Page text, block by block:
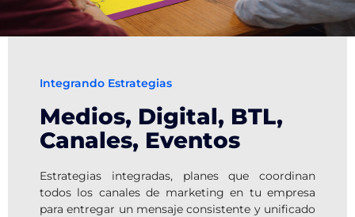
Integrando Estrategias
Medios, Digital, BTL,
Canales, Eventos
Estrategias integradas, planes que coordinan
todos los canales de marketing en tu empresa
para entregar un mensaje consistente y unificado